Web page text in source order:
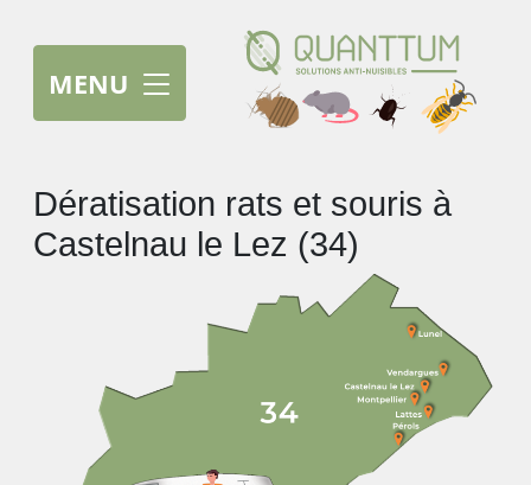
MENU
Dératisation rats et souris à
Castelnau le Lez (34)